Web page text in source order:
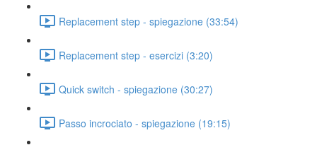
Replacement step - spiegazione (33:54)
Replacement step - esercizi (3:20)
Quick switch - spiegazione (30:27)
Passo incrociato - spiegazione (19:15)